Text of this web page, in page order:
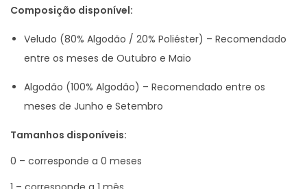
d
a
d
P
e
r
Composição disponível:
Veludo (80% Algodão / 20% Poliéster) – Recomendado
entre os meses de Outubro e Maio
Algodão (100% Algodão) – Recomendado entre os
meses de Junho e Setembro
Tamanhos disponíveis:
0 – corresponde a 0 meses